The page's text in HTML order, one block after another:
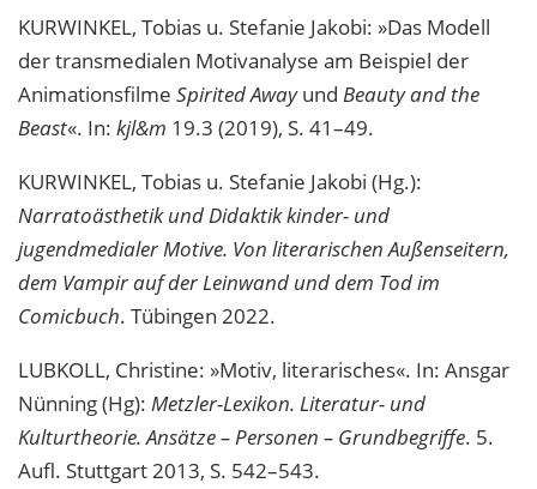
KURWINKEL, Tobias u. Stefanie Jakobi: »Das Modell
der transmedialen Motivanalyse am Beispiel der
Animationsfilme Spirited Awayund Beauty and the
Beast«. In: kjl&m 19.3 (2019), S. 41–49.
KURWINKEL, Tobias u. Stefanie Jakobi (Hg.):
Narratoästhetik und Didaktik kinder- und
jugendmedialer Motive. Von literarischen Außenseitern,
dem Vampir auf der Leinwand und dem Tod im
Comicbuch. Tübingen 2022.
LUBKOLL, Christine: »Motiv, literarisches«. In: Ansgar
Nünning (Hg): Metzler-Lexikon. Literatur- und
Kulturtheorie. Ansätze – Personen – Grundbegriffe. 5.
Aufl. Stuttgart 2013, S. 542–543.